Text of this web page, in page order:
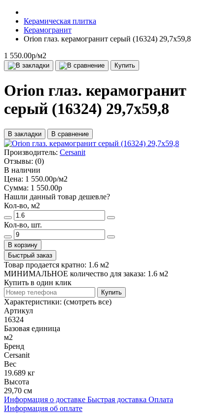
Керамическая плитка
Керамогранит
Orion глаз. керамогранит серый (16324) 29,7x59,8
1 550.00р/м2
Купить
Orion глаз. керамогранит
серый (16324) 29,7x59,8
В закладки В сравнение
Производитель: Cersanit
Отзывы: (0)
В наличии
Цена: 1 550.00р/м2
Сумма: 1 550.00р
Нашли данный товар дешевле?
Кол-во, м2
Кол-во, шт.
В корзину
Быстрый заказ
Товар продается кратно: 1.6 м2
МИНИМАЛЬНОЕ количество для заказа: 1.6 м2
Купить в один клик
Купить
Характеристики: (смотреть все)
Артикул
16324
Базовая единица
м2
Бренд
Cersanit
Вес
19.689 кг
Высота
29,70 см
Информация о доставке Быстрая доставка Оплата
Информация об оплате